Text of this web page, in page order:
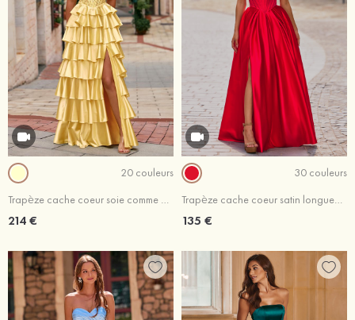
20 couleurs
Trapèze cache coeur soie comme du satin longueur ras du sol robe de bal avec appliqué volants
214 €
30 couleurs
Trapèze cache coeur satin longueur ras du sol robe de bal avec poches fendue
135 €